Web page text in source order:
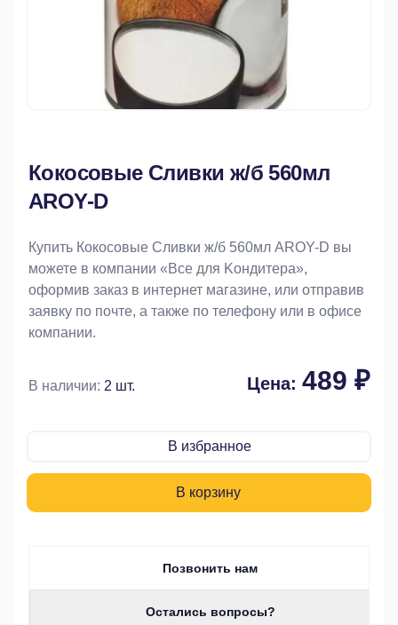
Кокосовые Сливки ж/б 560мл
AROY-D
Купить Кокосовые Сливки ж/б 560мл AROY-D вы
можете в компании «Bce для Koндитeрa»,
оформив заказ в интернет магазине, или отправив
заявку по почте, а также по телефону или в офисе
компании.
В наличии: 2 шт. Цена: 489 ₽
В избранное
В корзину
Позвонить нам
Остались вопросы?